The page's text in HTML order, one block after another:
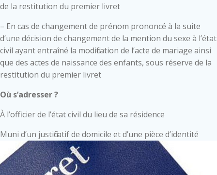
de la restitution du premier livret
– En cas de changement de prénom prononcé à la suite
d’une décision de changement de la mention du sexe à l’état
civil ayant entraîné la modification de l’acte de mariage ainsi
que des actes de naissance des enfants, sous réserve de la
restitution du premier livret
Où s’adresser ?
À l’officier de l’état civil du lieu de sa résidence
Muni d’un justificatif de domicile et d’une pièce d’identité